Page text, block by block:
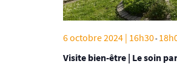
Visite bien-être | Le soin
6 octobre 2024 | 16h30-